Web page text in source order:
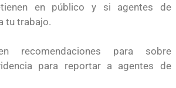
en público y si agentes de
tu trabajo.
recomendaciones para sobre
para reportar a agentes de
los cursos de construcción en